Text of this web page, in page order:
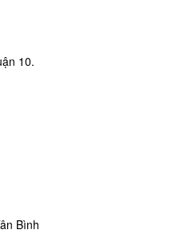
10.
Bình